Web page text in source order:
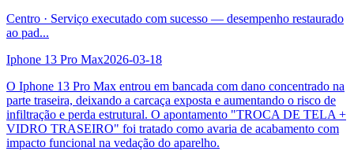
Centro · Serviço executado com sucesso — desempenho restaurado
ao pad...
Iphone 13 Pro Max2026-03-18
O Iphone 13 Pro Max entrou em bancada com dano concentrado na
parte traseira, deixando a carcaça exposta e aumentando o risco de
infiltração e perda estrutural. O apontamento "TROCA DE TELA +
VIDRO TRASEIRO" foi tratado como avaria de acabamento com
impacto funcional na vedação do aparelho.